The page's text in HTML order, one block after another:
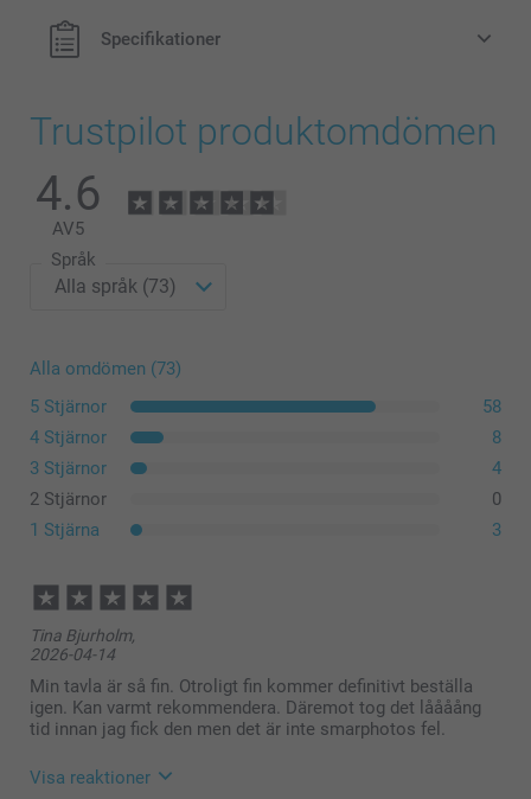
Specifikationer
Trustpilot produktomdömen
4.6
AV5
Språk
Alla omdömen (73)
5 Stjärnor
58
4 Stjärnor
8
3 Stjärnor
4
2 Stjärnor
0
1 Stjärna
3
Tina Bjurholm,
2026-04-14
Min tavla är så fin. Otroligt fin kommer definitivt beställa
igen. Kan varmt rekommendera. Däremot tog det låååång
tid innan jag fick den men det är inte smarphotos fel.
Visa reaktioner